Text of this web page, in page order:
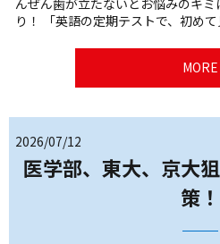
んぜん歯が立たないとお悩みのキ
り！ 「英語の定期テストで、初め
MORE
2026/07/12
医学部、東大、京大
策！